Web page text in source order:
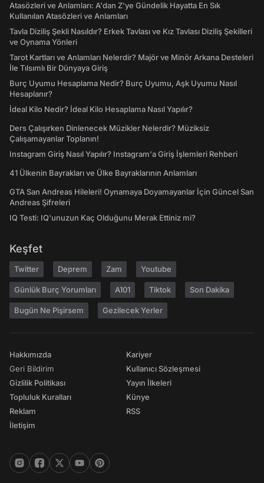
Atasözleri ve Anlamları: A'dan Z'ye Gündelik Hayatta En Sık
Kullanılan Atasözleri ve Anlamları
Tavla Diziliş Şekli Nasıldır? Erkek Tavlası ve Kız Tavlası Diziliş Şekilleri
ve Oynama Yönleri
Tarot Kartları ve Anlamları Nelerdir? Majör ve Minör Arkana Desteleri
İle Tılsımlı Bir Dünyaya Giriş
Burç Uyumu Hesaplama Nedir? Burç Uyumu, Aşk Uyumu Nasıl
Hesaplanır?
İdeal Kilo Nedir? İdeal Kilo Hesaplama Nasıl Yapılır?
Ders Çalışırken Dinlenecek Müzikler Nelerdir? Müziksiz
Çalışamayanlar Toplanın!
Instagram Giriş Nasıl Yapılır? Instagram'a Giriş İşlemleri Rehberi
41 Ülkenin Bayrakları ve Ülke Bayraklarının Anlamları
GTA San Andreas Hileleri! Oynamaya Doyamayanlar İçin Güncel San
Andreas Şifreleri
IQ Testi: IQ'unuzun Kaç Olduğunu Merak Ettiniz mi?
Keşfet
Twitter Deprem Zam Youtube
Günlük Burç Yorumları A101 Tiktok Son Dakika
Bugün Ne Pişirsem Gezilecek Yerler
Hakkımızda
Geri Bildirim
Gizlilik Politikası
Topluluk Kuralları
Reklam
İletişim
Kariyer
Kullanıcı Sözleşmesi
Yayın İlkeleri
Künye
RSS